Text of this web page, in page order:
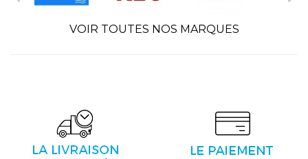
VOIR TOUTES NOS MARQUES